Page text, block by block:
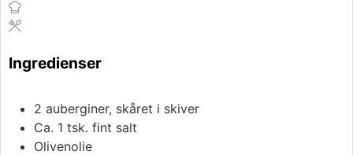
Ingredienser
2 auberginer, skåret i skiver
Ca. 1 tsk. fint salt
Olivenolie